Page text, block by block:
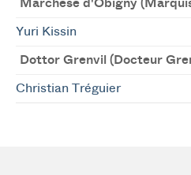
Marchese d'Obigny
Yuri Kissin
Dottor Grenvil (Docteur
Christian Tréguier